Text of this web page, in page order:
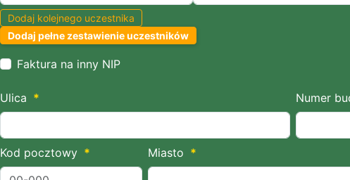
Dodaj kolejnego uczestnika
Dodaj pełne zestawienie uczestników
Faktura na inny NIP
Ulica * Numer
Kod pocztowy * Miasto *